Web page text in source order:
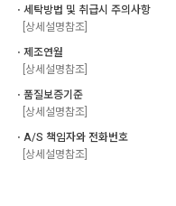
ㆍ세탁방법 및 취급시 주의사항
[상세설명참조]
ㆍ제조연월
[상세설명참조]
ㆍ품질보증기준
[상세설명참조]
ㆍA/S 책임자와 전화번호
[상세설명참조]